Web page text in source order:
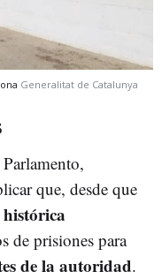
Generalitat de Catalunya
que, desde que
histórica
de prisiones para
de la autoridad.